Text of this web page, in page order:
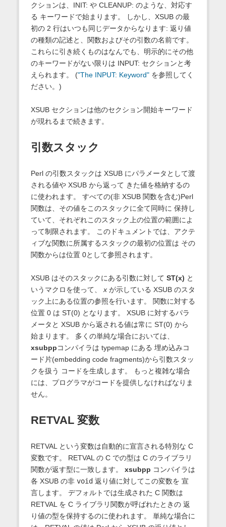
クションは、INIT: や CLEANUP: のような、対応す
る キーワードで始まります。 しかし、XSUB の最
初の 2 行はいつも同じデータからなります: 返り値
の種類の記述と、関数およびその引数の名前です。
これらに引き続くものはなんでも、明示的にその他
のキーワードがない限りは INPUT: セクションと考
えられます。 ("The INPUT: Keyword"を参照してく
ださい。)
XSUB セクションは他のセクション開始キーワード
が現れるまで続きます。
引数スタック
Perl の引数スタックは XSUB にパラメータとして渡
される値や XSUB から返って きた値を格納するの
に使われます。 すべての(非 XSUB 関数を含む)Perl
関数は、その値をこのスタックに全て同時に 保持し
ていて、それぞれこのスタック上の位置の範囲によ
って制限されます。 このドキュメントでは、アクテ
ィブな関数に所属するスタックの最初の位置は その
関数からは位置 0として参照されます。
XSUB はそのスタックにある引数に対して ST(x) と
いうマクロを使って、 xが示している XSUB のスタ
ック上にある位置の参照を行います。 関数に対する
位置 0 は ST(0) となります。 XSUB に対するパラ
メータと XSUB から返される値は常に ST(0) から
始まります。 多くの単純な場合においては、
xsubppコンパイラは typemap にある 埋め込みコ
ード片(embedding code fragments)から引数スタッ
クを扱う コードを生成します。 もっと複雑な場合
には、プログラマがコードを提供しなければなりま
せん。
RETVAL 変数
RETVAL という変数は自動的に宣言される特別な C
変数です。 RETVAL の C での型は C のライブラリ
関数が返す型に一致します。 xsubpp コンパイラは
各 XSUB の非 void 返り値に対してこの変数を 宣
言します。 デフォルトでは生成された C 関数は
RETVAL を C ライブラリ関数が呼ばれたときの 返
り値の型を保持するのに使われます。 単純な場合に